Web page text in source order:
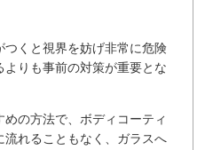
くと視界を妨げ非常に危険
りも事前の対策が重要とな
の方法で、ボディコーティ
流れることもなく、ガラスへ